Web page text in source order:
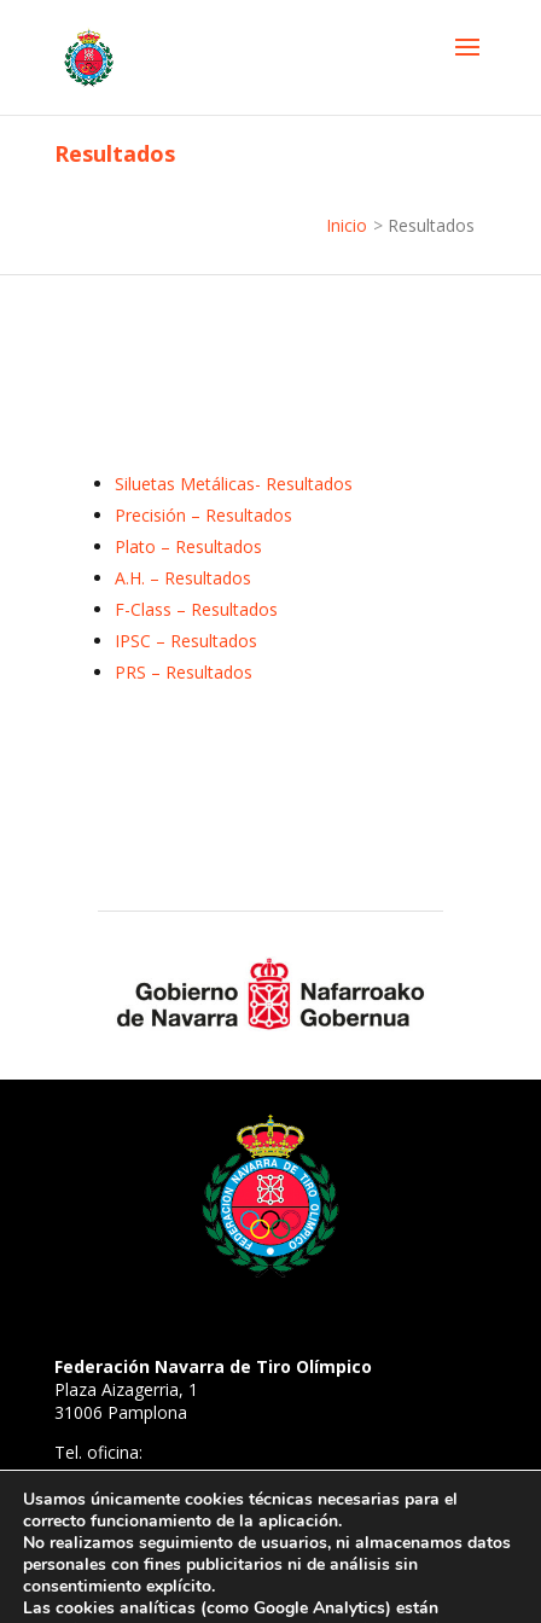
Resultados
Inicio > Resultados
Siluetas Metálicas- Resultados
Precisión – Resultados
Plato – Resultados
A.H. – Resultados
F-Class – Resultados
IPSC – Resultados
PRS – Resultados
Federación Navarra de Tiro Olímpico
Plaza Aizagerria, 1
31006 Pamplona
Tel. oficina:
948 22 94 52
Tel. Campo de Tiro de Aizoáin:
638 81 54 39
E-mail:
ftironavarra@gmail.com
Usamos únicamente cookies técnicas necesarias para el
correcto funcionamiento de la aplicación.
No realizamos seguimiento de usuarios, ni almacenamos datos
personales con fines publicitarios ni de análisis sin
consentimiento explícito.
Las cookies analíticas (como Google Analytics) están